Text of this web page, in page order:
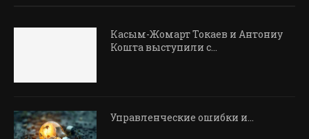
Касым-Жомарт Токаев и Антониу
Кошта выступили с...
Управленческие ошибки и…